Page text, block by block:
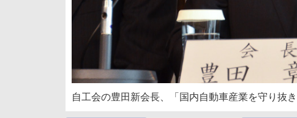
自工会の豊田新会長、「国内自動車産業を守り抜